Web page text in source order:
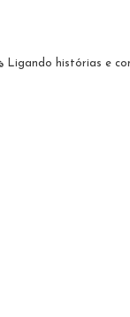
Ligando histórias e